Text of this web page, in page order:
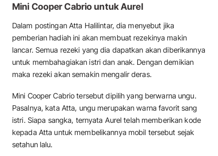
Mini Cooper Cabrio untuk Aurel
Dalam postingan Atta Halilintar, dia menyebut jika
pemberian hadiah ini akan membuat rezekinya makin
lancar. Semua rezeki yang dia dapatkan akan diberikannya
untuk membahagiakan istri dan anak. Dengan demikian
maka rezeki akan semakin mengalir deras.
Mini Cooper Cabrio tersebut dipilih yang berwarna ungu.
Pasalnya, kata Atta, ungu merupakan warna favorit sang
istri. Siapa sangka, ternyata Aurel telah memberikan kode
kepada Atta untuk membelikannya mobil tersebut sejak
setahun lalu.